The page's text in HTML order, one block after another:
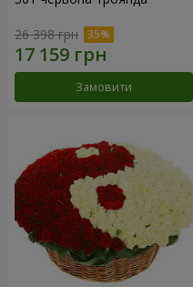
26 398 грн
Замовити